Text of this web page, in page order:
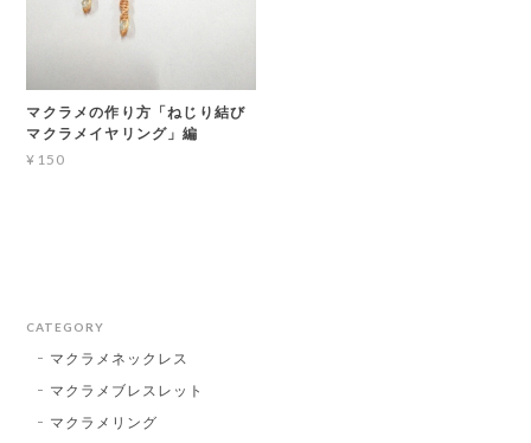
マクラメの作り方「ねじり結び
マクラメイヤリング」編
¥150
CATEGORY
マクラメネックレス
マクラメブレスレット
マクラメリング